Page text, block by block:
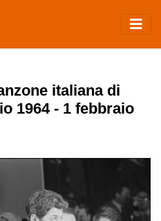
italiana di
1964 - 1 febbraio